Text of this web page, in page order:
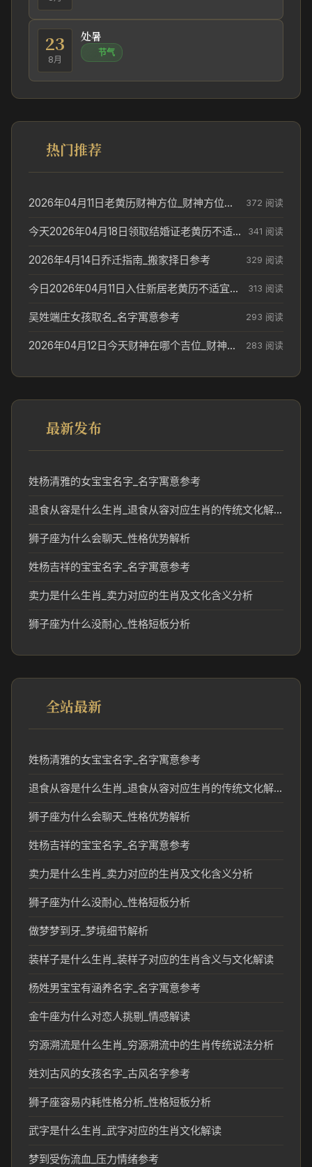
23
8月
处暑
节气
热门推荐
2026年04月11日老黄历财神方位_财神方位与供奉讲究 372 阅读
今天2026年04月18日领取结婚证老黄历不适合吗_领证日期参考 341 阅读
2026年4月14日乔迁指南_搬家择日参考 329 阅读
今日2026年04月11日入住新居老黄历不适宜吗_搬家择日参考 313 阅读
吴姓端庄女孩取名_名字寓意参考 293 阅读
2026年04月12日今天财神在哪个吉位_财神方位参考 283 阅读
最新发布
姓杨清雅的女宝宝名字_名字寓意参考
退食从容是什么生肖_退食从容对应生肖的传统文化解读
狮子座为什么会聊天_性格优势解析
姓杨吉祥的宝宝名字_名字寓意参考
卖力是什么生肖_卖力对应的生肖及文化含义分析
狮子座为什么没耐心_性格短板分析
全站最新
姓杨清雅的女宝宝名字_名字寓意参考
退食从容是什么生肖_退食从容对应生肖的传统文化解读
狮子座为什么会聊天_性格优势解析
姓杨吉祥的宝宝名字_名字寓意参考
卖力是什么生肖_卖力对应的生肖及文化含义分析
狮子座为什么没耐心_性格短板分析
做梦梦到牙_梦境细节解析
装样子是什么生肖_装样子对应的生肖含义与文化解读
杨姓男宝宝有涵养名字_名字寓意参考
金牛座为什么对恋人挑剔_情感解读
穷源溯流是什么生肖_穷源溯流中的生肖传统说法分析
姓刘古风的女孩名字_古风名字参考
狮子座容易内耗性格分析_性格短板分析
武字是什么生肖_武字对应的生肖文化解读
梦到受伤流血_压力情绪参考